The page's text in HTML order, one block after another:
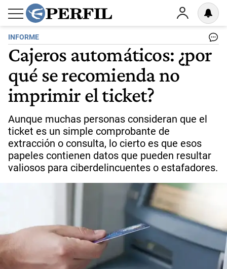
INFORME
Cajeros automáticos: ¿por
qué se recomienda no
imprimir el ticket?
Aunque muchas personas consideran que el
ticket es un simple comprobante de
extracción o consulta, lo cierto es que esos
papeles contienen datos que pueden resultar
valiosos para ciberdelincuentes o estafadores.